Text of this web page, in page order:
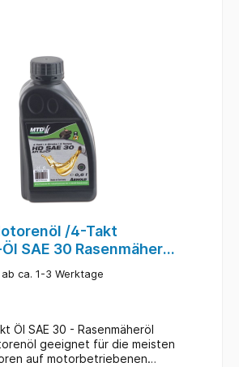
/4-Takt
SAE 30 Rasenmäheröl
ca. 1-3 Werktage
Öl SAE 30 - Rasenmäheröl
geeignet für die meisten
auf motorbetriebenen